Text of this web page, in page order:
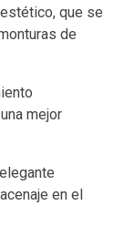
que se
de
mejor
en el